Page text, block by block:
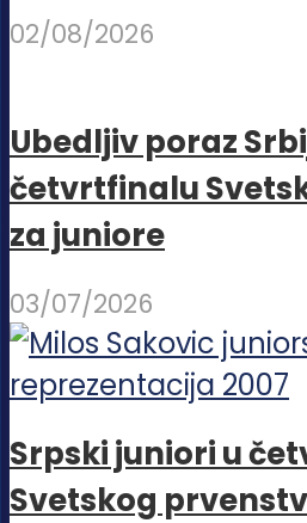
02/08/2026
Ubedljiv poraz
četvrtfinalu
za juniore
03/07/2026
Srpski juniori u
Svetskog